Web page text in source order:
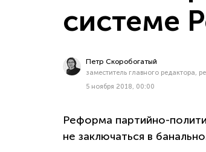
системе
Петр Скоробогатый
заместитель главного редактора,
5 ноября 2018, 00:00
Реформа партийно-
не заключаться в